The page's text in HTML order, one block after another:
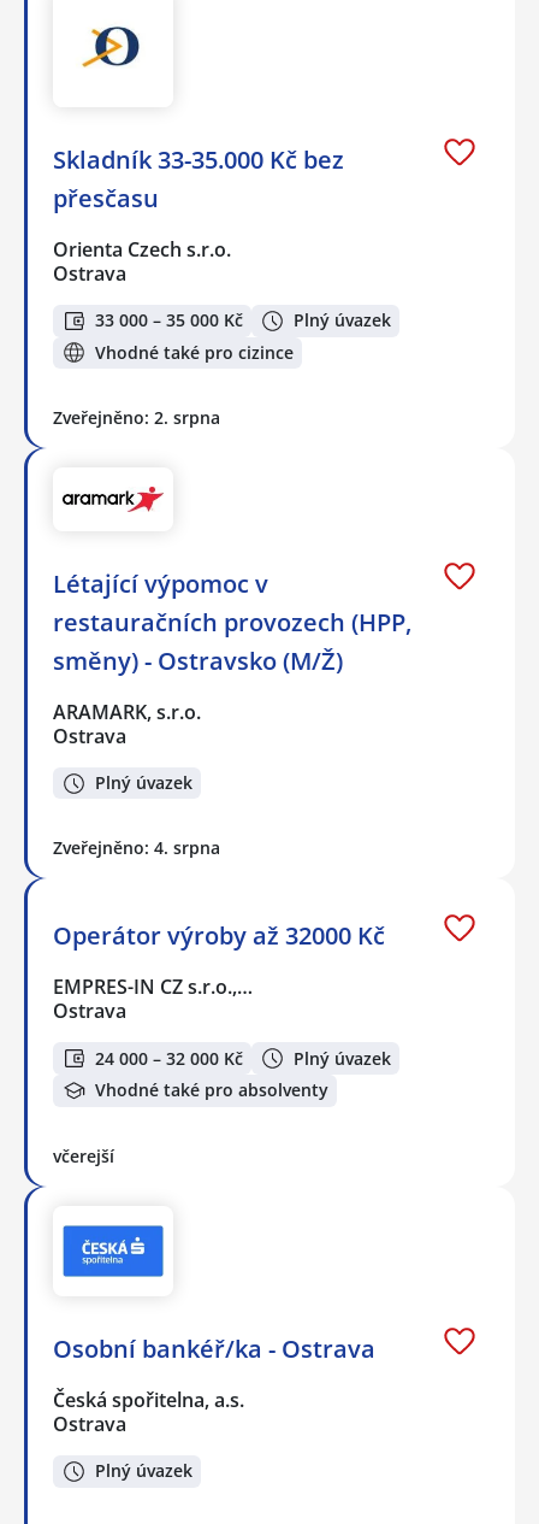
Skladník 33-35.000 Kč bez
přesčasu
Orienta Czech s.r.o.
Ostrava
33 000 – 35 000 Kč
Plný úvazek
Vhodné také pro cizince
Zveřejněno: 2. srpna
Létající výpomoc v
restauračních provozech (HPP,
směny) - Ostravsko (M/Ž)
ARAMARK, s.r.o.
Ostrava
Plný úvazek
Zveřejněno: 4. srpna
Operátor výroby až 32000 Kč
EMPRES-IN CZ s.r.o.,…
Ostrava
24 000 – 32 000 Kč
Plný úvazek
Vhodné také pro absolventy
včerejší
Osobní bankéř/ka - Ostrava
Česká spořitelna, a.s.
Ostrava
Plný úvazek